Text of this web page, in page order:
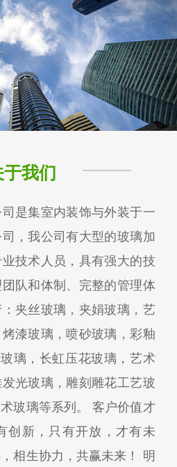
于我们
是集室内装饰与外装于一
，我公司有大型的玻璃加
技术人员，具有强大的技
队和体制、完整的管理体
夹丝玻璃，夹娟玻璃，艺
漆玻璃，喷砂玻璃，彩釉
璃，长虹压花玻璃，艺术
光玻璃，雕刻雕花工艺玻
玻璃等系列。 客户价值才
创新，只有开放，才有未
相生协力，共赢未来！ 明